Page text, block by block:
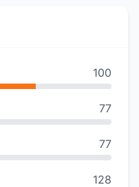
100
77
77
128